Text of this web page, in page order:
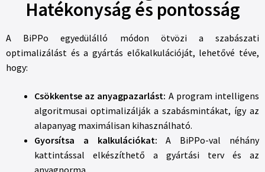
Hatékonyság és pontosság
A BiPPo egyedülálló módon ötvözi a szabászati
optimalizálást és a gyártás előkalkulációját, lehetővé téve,
hogy:
Csökkentse az anyagpazarlást: A program intelligens
algoritmusai optimalizálják a szabásmintákat, így az
alapanyag maximálisan kihasználható.
Gyorsítsa a kalkulációkat: A BiPPo-val néhány
kattintással elkészíthető a gyártási terv és az
anyagnorma.